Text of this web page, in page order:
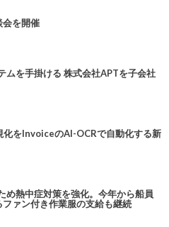
会を開催
ムを手掛ける 株式会社APTを子会社
をInvoiceのAI-OCRで自動化する新
め熱中症対策を強化。今年から船員
ァン付き作業服の支給も継続